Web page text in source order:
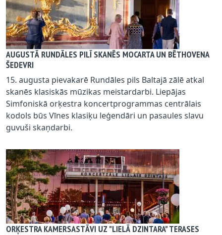
AUGUSTĀ RUNDĀLES PILĪ SKANĒS MOCARTA UN BĒTHOVENA
ŠEDEVRI
15. augusta pievakarē Rundāles pils Baltajā zālē atkal
skanēs klasiskās mūzikas meistardarbi. Liepājas
Simfoniskā orķestra koncertprogrammas centrālais
kodols būs Vīnes klasiķu leģendāri un pasaules slavu
guvuši skaņdarbi.
ORĶESTRA KAMERSASTĀVI UZ "LIELĀ DZINTARA" TERASES